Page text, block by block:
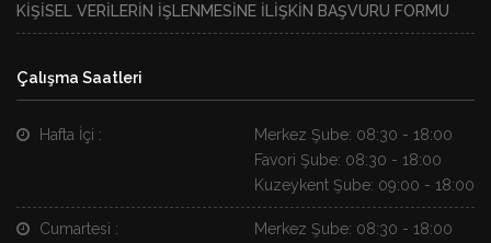
KİŞİSEL VERİLERİN İŞLENMESİNE İLİŞKİN BAŞVURU FORMU
Çalışma Saatleri
Hafta İçi :
Merkez Şube: 08:30 - 18:00
Favori Şube: 08:30 - 18:00
Kuzeykent Şube: 09:00 - 18:00
Cumartesi :
Merkez Şube: 08:30 - 18:00